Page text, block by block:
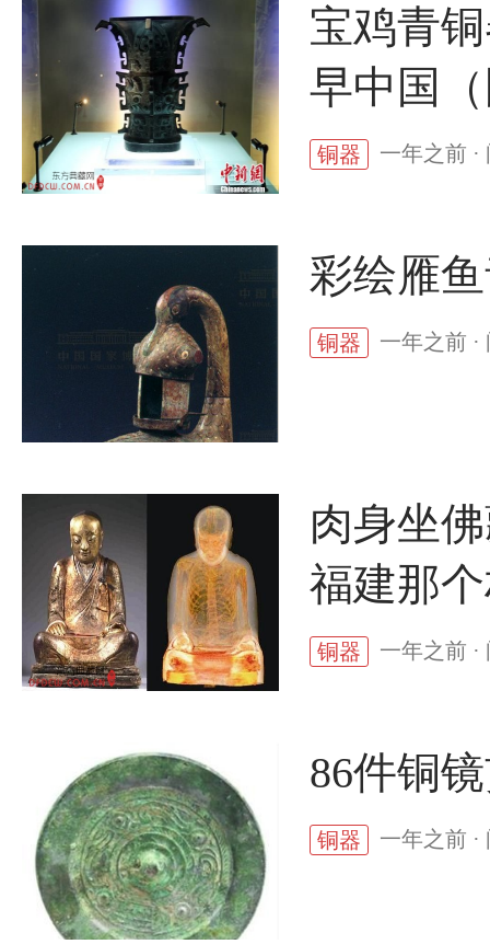
宝鸡青
早中国
铜器 一年之前 ·
彩绘雁
铜器 一年之前 ·
肉身坐
福建那
铜器 一年之前 ·
86件铜
铜器 一年之前 ·